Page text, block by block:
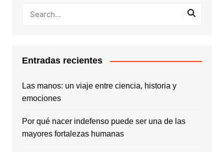
Entradas recientes
Las manos: un viaje entre ciencia, historia y
emociones
Por qué nacer indefenso puede ser una de las
mayores fortalezas humanas